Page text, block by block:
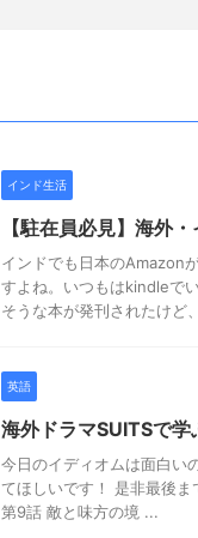
インド生活
【駐在員必見】海外
インドでも日本のAmazon
すよね。いつもはkindleで
そうな本が発刊されたけど
英語
海外ドラマSUITSで
今日のイディオムは面白い
てほしいです！ 是非最後
第9話 敵と味方の境 ...